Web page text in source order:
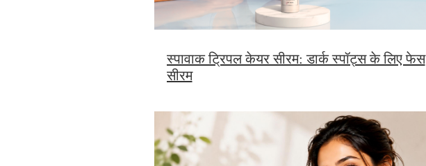
स्पावाक ट्रिपल केयर सीरम: डार्क स्पॉट्स के लिए फेस
सीरम